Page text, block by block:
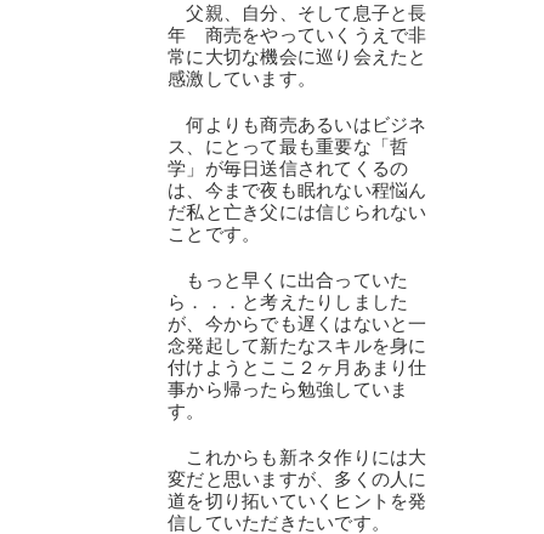
父親、自分、そして息子と長
年 商売をやっていくうえで非
常に大切な機会に巡り会えたと
感激しています。
何よりも商売あるいはビジネ
ス、にとって最も重要な「哲
学」が毎日送信されてくるの
は、今まで夜も眠れない程悩ん
だ私と亡き父には信じられない
ことです。
もっと早くに出合っていた
ら．．．と考えたりしました
が、今からでも遅くはないと一
念発起して新たなスキルを身に
付けようとここ２ヶ月あまり仕
事から帰ったら勉強していま
す。
これからも新ネタ作りには大
変だと思いますが、多くの人に
道を切り拓いていくヒントを発
信していただきたいです。